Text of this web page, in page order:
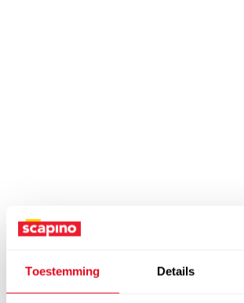
Toestemming Details